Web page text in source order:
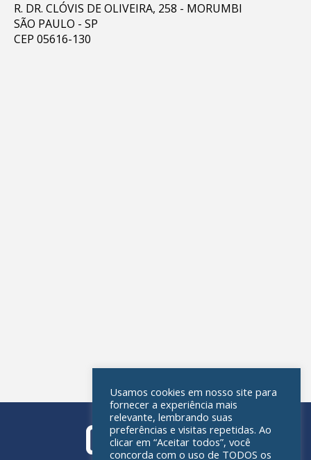
R. DR. CLÓVIS DE OLIVEIRA, 258 - MORUMBI
SÃO PAULO - SP
CEP 05616-130
Usamos cookies em nosso site para
fornecer a experiência mais
relevante, lembrando suas
preferências e visitas repetidas. Ao
clicar em “Aceitar todos”, você
concorda com o uso de TODOS os